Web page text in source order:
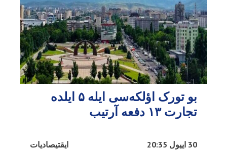
بو تورک اؤلکه‌سی ایله ۵ ایلده
تجارت ۱۳ دفعه آرتیب
ایقتیصادیات 30 اییول 20:35